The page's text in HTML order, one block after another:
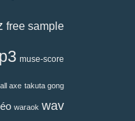
free sample
muse-score
axe takuta gong
waraok wav